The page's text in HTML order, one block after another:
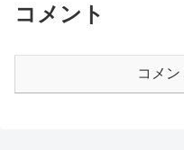
コメント
コメ